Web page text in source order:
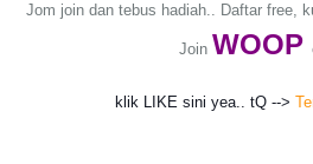
Jom join dan tebus hadiah.. Daftar free,
Join WOOP
klik LIKE sini yea.. tQ -->